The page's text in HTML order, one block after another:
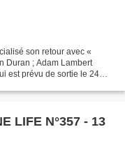
son retour avec «
Duran ; Adam Lambert
est prévu de sortie le 24
LIFE N°357 - 13